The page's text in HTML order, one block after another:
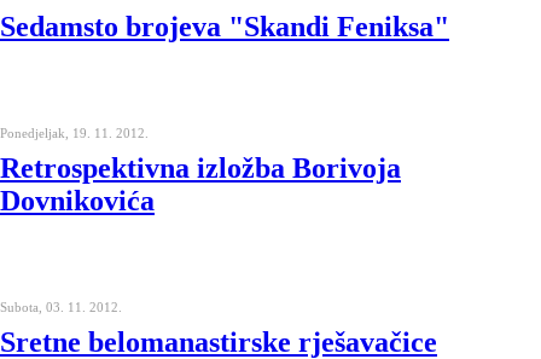
Sedamsto brojeva "Skandi Feniksa"
Ponedjeljak, 19. 11. 2012.
Retrospektivna izložba Borivoja
Dovnikovića
Subota, 03. 11. 2012.
Sretne belomanastirske rješavačice